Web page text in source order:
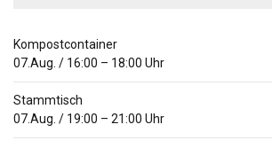
Kompostcontainer
07.Aug. / 16:00 – 18:00 Uhr
Stammtisch
07.Aug. / 19:00 – 21:00 Uhr